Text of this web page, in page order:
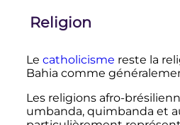
Religion
Le catholicisme reste la
Bahia comme
Les religions afro-
umbanda, quimbanda et